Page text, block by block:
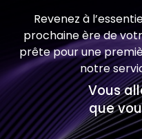
Revenez à
prochaine ère de
prête pour une
notre
Vous
que